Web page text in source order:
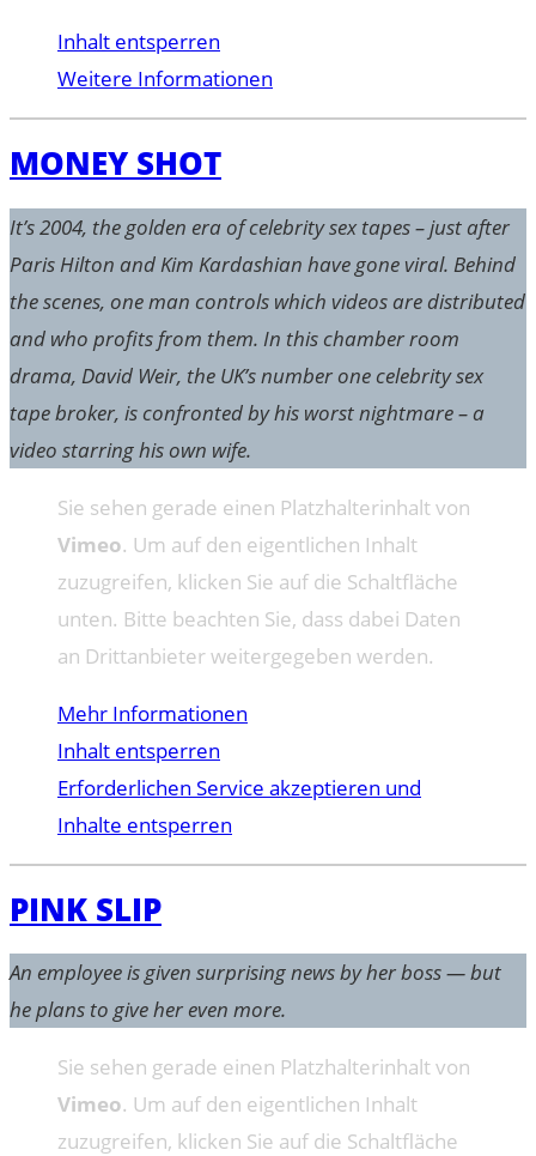
Inhalt entsperren
Weitere Informationen
MONEY SHOT
It’s 2004, the golden era of celebrity sex tapes – just after
Paris Hilton and Kim Kardashian have gone viral. Behind
the scenes, one man controls which videos are distributed
and who profits from them. In this chamber room
drama, David Weir, the UK’s number one celebrity sex
tape broker, is confronted by his worst nightmare – a
video starring his own wife.
Sie sehen gerade einen Platzhalterinhalt von
Vimeo. Um auf den eigentlichen Inhalt
zuzugreifen, klicken Sie auf die Schaltfläche
unten. Bitte beachten Sie, dass dabei Daten
an Drittanbieter weitergegeben werden.
Mehr Informationen
Inhalt entsperren
Erforderlichen Service akzeptieren und
Inhalte entsperren
PINK SLIP
An employee is given surprising news by her boss — but
he plans to give her even more.
Sie sehen gerade einen Platzhalterinhalt von
Vimeo. Um auf den eigentlichen Inhalt
zuzugreifen, klicken Sie auf die Schaltfläche